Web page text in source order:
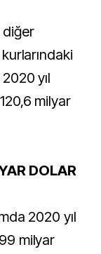
diğer
yıl
milyar
DOLAR
2020 yıl
milyar